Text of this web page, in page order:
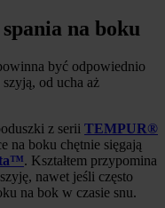
na boku
być odpowiednio
od ucha aż
z serii TEMPUR®
na boku chętnie sięgają
. Kształtem przypomina
nawet jeśli często
na bok w czasie snu.